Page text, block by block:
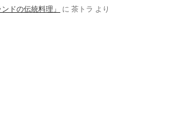
ドの伝統料理」
に 茶トラ より